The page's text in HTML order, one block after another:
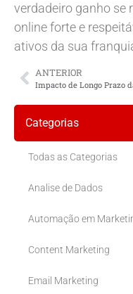
verdadeiro ganho se
online forte e
ativos da sua
ANTERIOR
Categorias
Todas as Categorias
Analise de Dados
Automação em
Content Marketing
Email Marketing